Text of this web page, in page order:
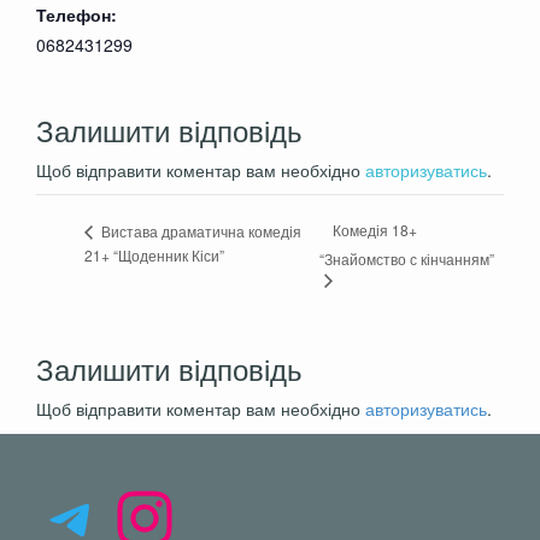
Пьяные, неадекватные комментаторы и
смотреть видео как его найти:
Телефон:
0682431299
Залишити відповідь
Щоб відправити коментар вам необхідно авторизуватись.
Вистава драматична комедія
21+ “Щоденник Кіси”
Комедія 18+
“Знайомство с кінчанням”
Залишити відповідь
Щоб відправити коментар вам необхідно авторизуватись.
Telegram
Instagram